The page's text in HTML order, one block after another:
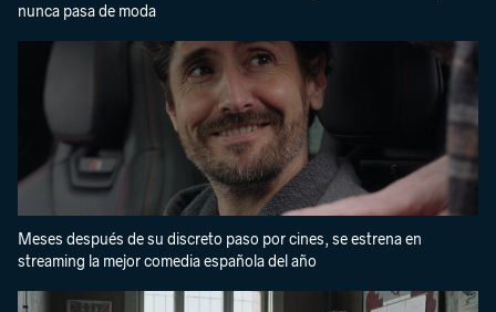
nunca pasa de moda
Meses después de su discreto paso por cines, se estrena en
streaming la mejor comedia española del año